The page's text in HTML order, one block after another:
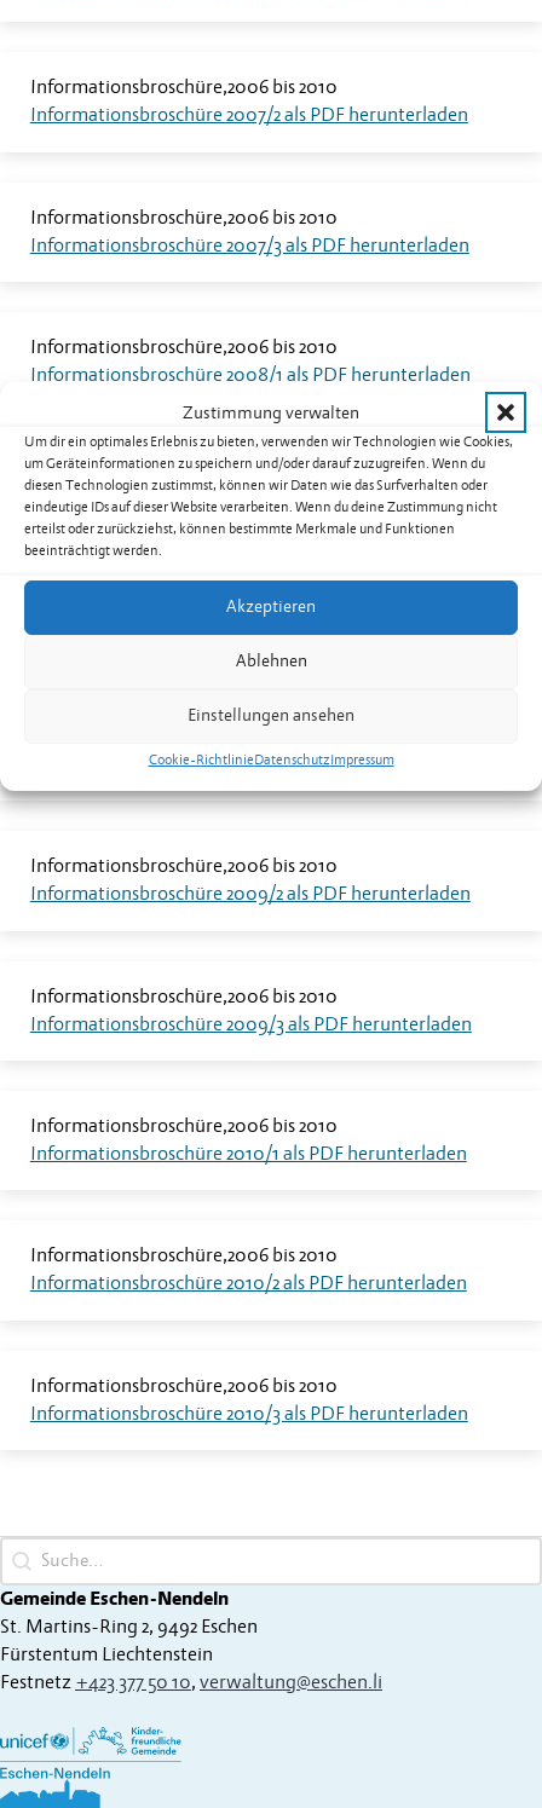
Zustimmung verwalten
Um dir ein optimales Erlebnis zu bieten, verwenden wir Technologien wie Cookies,
um Geräteinformationen zu speichern und/oder darauf zuzugreifen. Wenn du
diesen Technologien zustimmst, können wir Daten wie das Surfverhalten oder
eindeutige IDs auf dieser Website verarbeiten. Wenn du deine Zustimmung nicht
erteilst oder zurückziehst, können bestimmte Merkmale und Funktionen
beeinträchtigt werden.
Akzeptieren
Ablehnen
Einstellungen ansehen
Cookie-RichtlinieDatenschutzImpressum
2006 bis 2010
Informationsbroschüre
Informationsbroschüre 2007/2 als PDF herunterladen
2006 bis 2010
Informationsbroschüre
Informationsbroschüre 2007/3 als PDF herunterladen
2006 bis 2010
Informationsbroschüre
Informationsbroschüre 2008/1 als PDF herunterladen
2006 bis 2010
Informationsbroschüre
Informationsbroschüre 2008/2 als PDF herunterladen
2006 bis 2010
Informationsbroschüre 2008/3 als PDF herunterladen
Informationsbroschüre 2009/1 als PDF herunterladen
2006 bis 2010
Informationsbroschüre
Informationsbroschüre 2009/2 als PDF herunterladen
2006 bis 2010
Informationsbroschüre
Informationsbroschüre 2009/3 als PDF herunterladen
2006 bis 2010
Informationsbroschüre
Informationsbroschüre 2010/1 als PDF herunterladen
2006 bis 2010
Informationsbroschüre
Informationsbroschüre 2010/2 als PDF herunterladen
2006 bis 2010
Informationsbroschüre
Informationsbroschüre 2010/3 als PDF herunterladen
Search content
Gemeinde Eschen-Nendeln
St. Martins-Ring 2, 9492 Eschen
Fürstentum Liechtenstein
Festnetz +423 377 50 10, verwaltung@eschen.li